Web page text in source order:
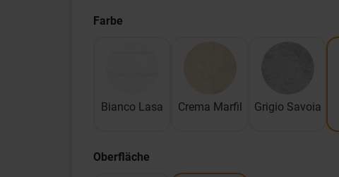
Farbe
Bianco Lasa Crema Marfil Grigio Savoia
Oberfläche